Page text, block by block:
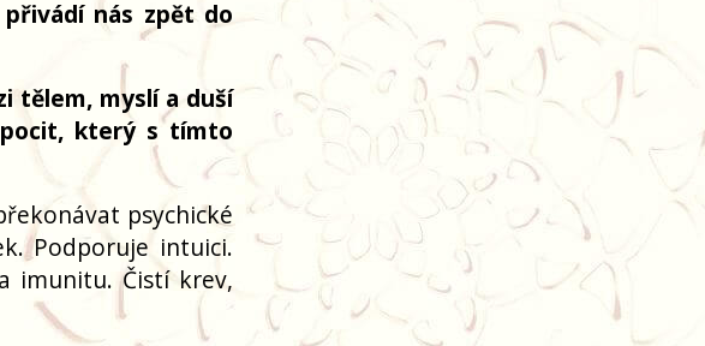
nás zpět do
tělem, myslí a duší
pocit, který s tímto
psychické
Podporuje intuici.
imunitu. Čistí krev,